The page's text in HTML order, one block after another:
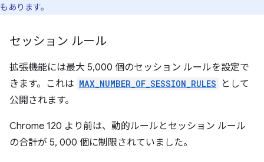
もあります。
セッション ルール
拡張機能には最大 5,000 個のセッション ルールを設定で
きます。これは MAX_NUMBER_OF_SESSION_RULES
として
公開されます。
Chrome 120 より前は、動的ルールとセッション ルール
の合計が 5, 000 個に制限されていました。